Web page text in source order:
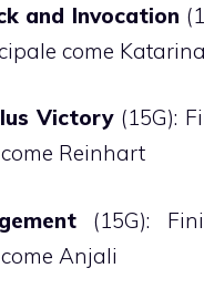
and Invocation
come Katarina
Victory(15G):
Reinhart
(15G):
Anjali